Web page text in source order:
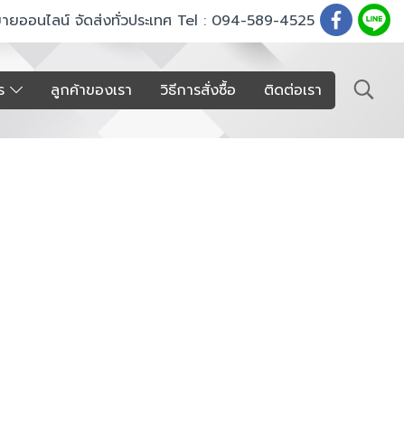
ยออนไลน์ จัดส่งทั่วประเทศ Tel : 094-589-4525
ลูกค้าของเรา วิธีการสั่งซื้อ ติดต่อเรา